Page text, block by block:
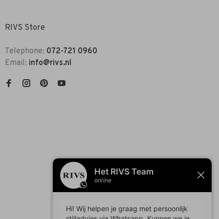
RIVS Store
Telephone: 072-721 0960
Email: info@rivs.nl